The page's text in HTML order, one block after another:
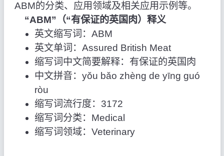
ABM的分类、应用领域及相关应用示例等。
“ABM”（“有保证的英国肉）释义
英文缩写词：ABM
英文单词：Assured British Meat
缩写词中文简要解释：有保证的英国肉
中文拼音：yǒu bǎo zhèng de yīng guó
ròu
缩写词流行度：3172
缩写词分类：Medical
缩写词领域：Veterinary